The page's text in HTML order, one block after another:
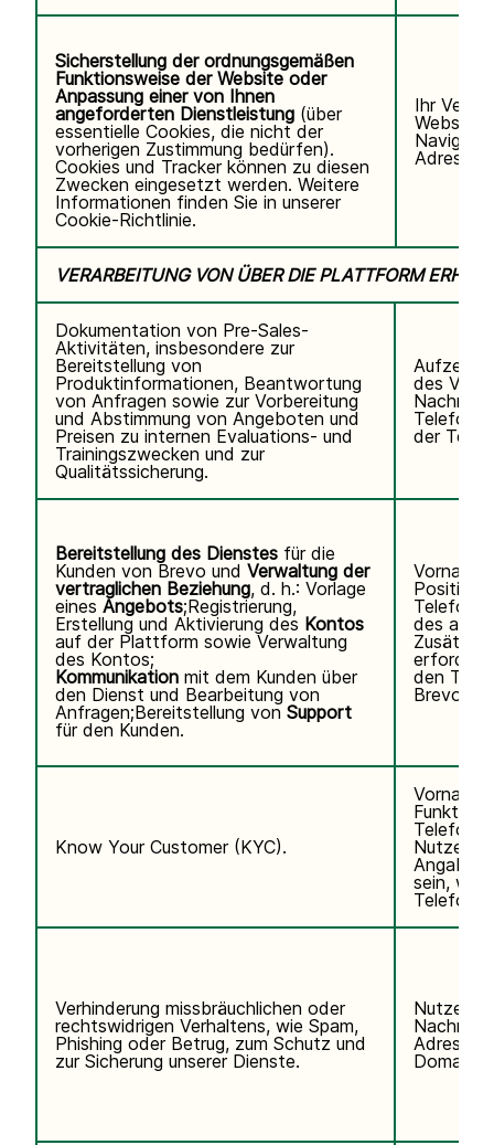
Sicherstellung der ordnungsgemäßen
Funktionsweise der Website oder
Anpassung einer von Ihnen
angeforderten Dienstleistung (über
essentielle Cookies, die nicht der
vorherigen Zustimmung bedürfen).
Cookies und Tracker können zu diesen
Zwecken eingesetzt werden. Weitere
Informationen finden Sie in unserer
Cookie-Richtlinie.
Ihr
Website
Adresse,
VERARBEITUNG VON ÜBER DIE PLATTFORM
Dokumentation von Pre-Sales-
Aktivitäten, insbesondere zur
Bereitstellung von
Produktinformationen, Beantwortung
von Anfragen sowie zur Vorbereitung
und Abstimmung von Angeboten und
Preisen zu internen Evaluations- und
Trainingszwecken und zur
Qualitätssicherung.
des
der
Bereitstellung des Dienstes für die
Kunden von Brevo und Verwaltung der
vertraglichen Beziehung, d. h.: Vorlage
eines Angebots;Registrierung,
Erstellung und Aktivierung des Kontos
auf der Plattform sowie Verwaltung
des Kontos;
Kommunikation mit dem Kunden über
den Dienst und Bearbeitung von
Anfragen;Bereitstellung von Support
für den Kunden.
Position,
des
den
Brevo
Know Your Customer (KYC).
Angaben
sein,
Verhinderung missbräuchlichen oder
rechtswidrigen Verhaltens, wie Spam,
Phishing oder Betrug, zum Schutz und
zur Sicherung unserer Dienste.
Adresse,
Domain